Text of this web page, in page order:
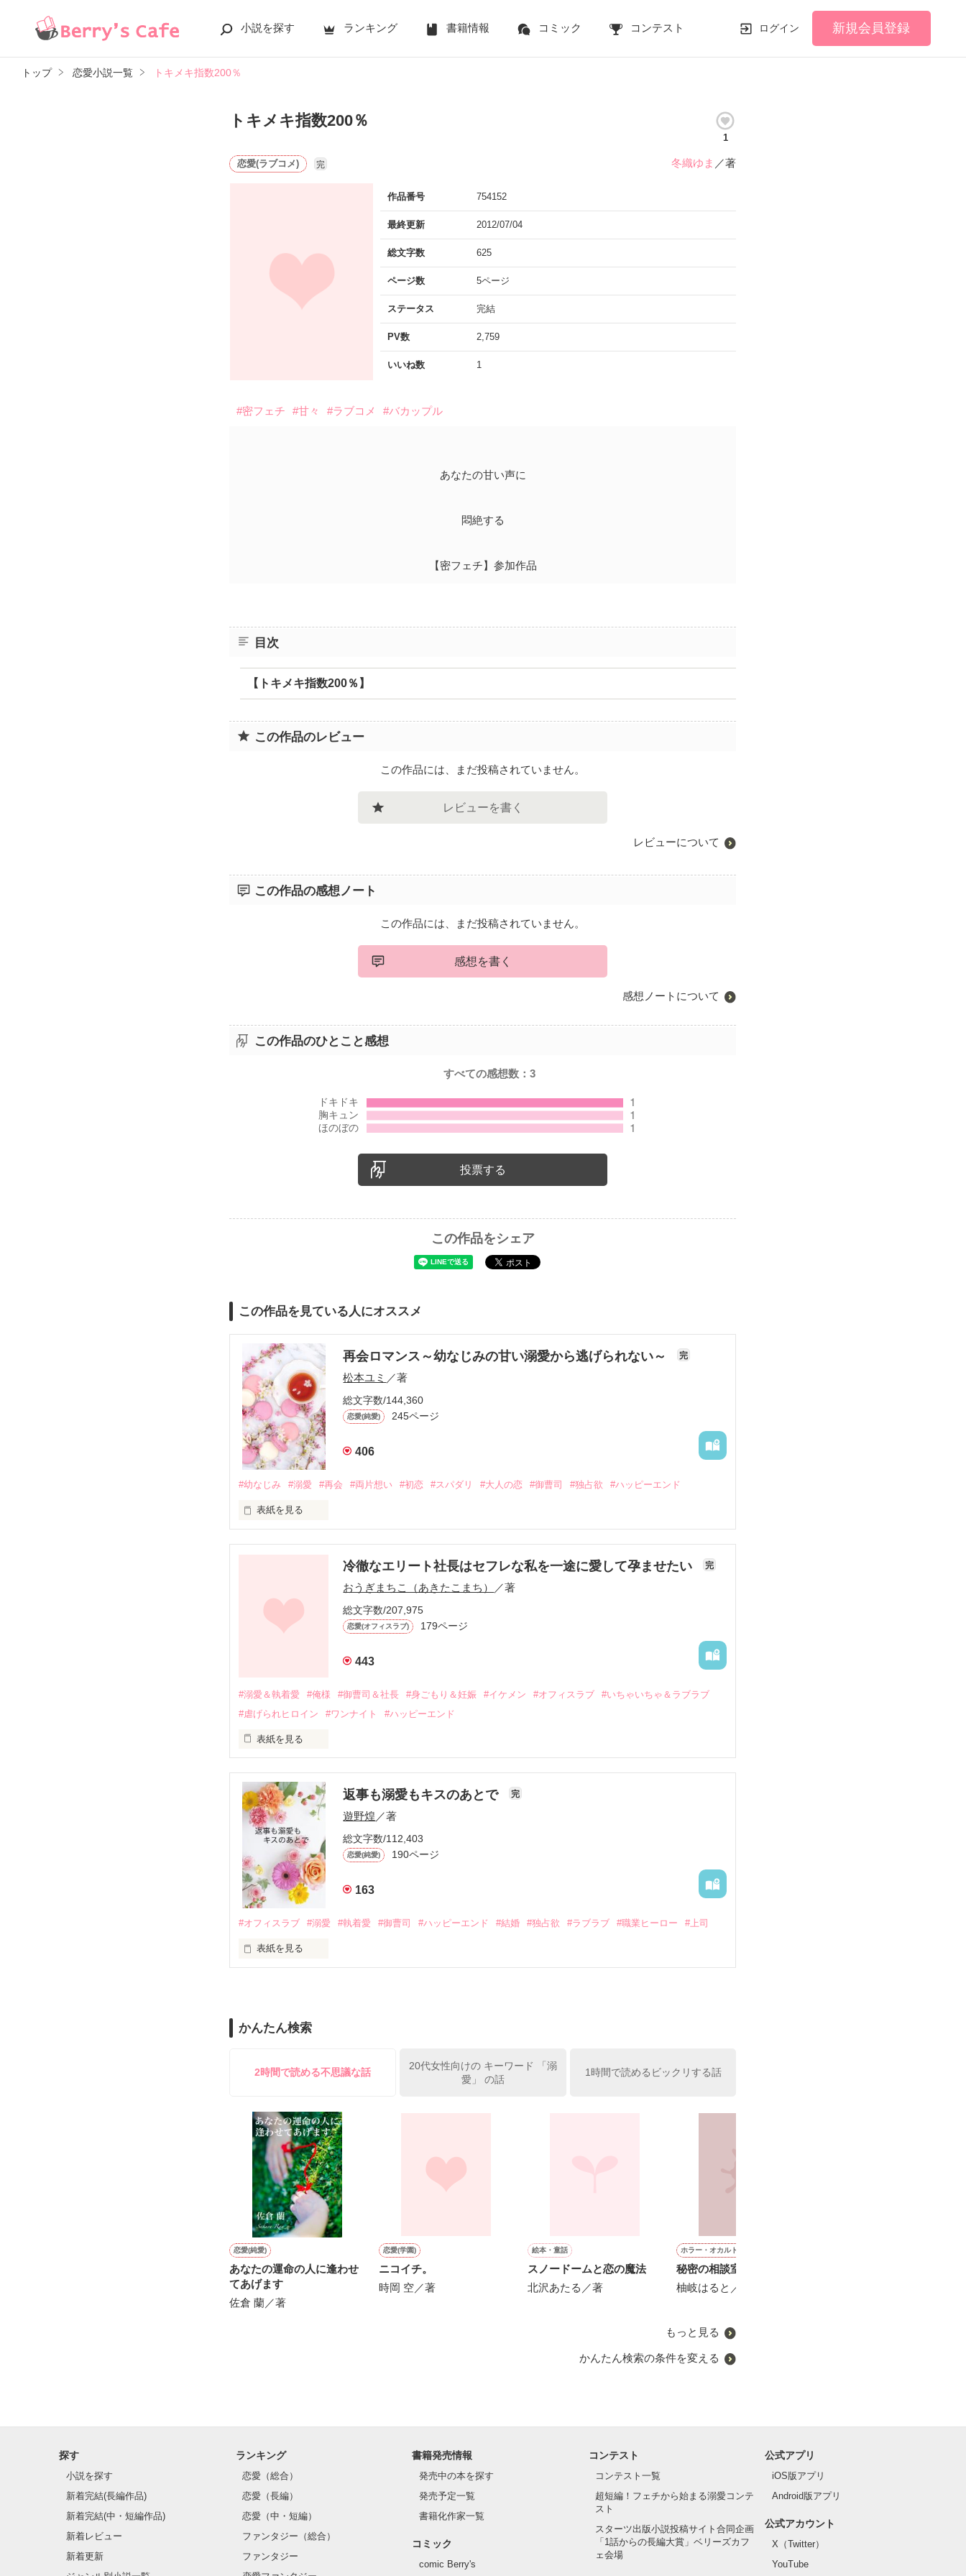
小説を探す ランキング 書籍情報 コミック コンテスト ログイン 新規会員登録
トップ 恋愛小説一覧 トキメキ指数200％
トキメキ指数200％
1
恋愛(ラブコメ) 完 冬織ゆま ／著
作品番号 754152
最終更新 2012/07/04
総文字数 625
ページ数 5ページ
ステータス 完結
PV数 2,759
いいね数 1
#密フェチ #甘々 #ラブコメ #バカップル
あなたの甘い声に
悶絶する
【密フェチ】参加作品
目次
【トキメキ指数200％】
この作品のレビュー
この作品には、まだ投稿されていません。
レビューを書く
レビューについて
この作品の感想ノート
この作品には、まだ投稿されていません。
感想を書く
感想ノートについて
この作品のひとこと感想
すべての感想数：3
投票する
この作品をシェア
この作品を見ている人にオススメ
再会ロマンス～幼なじみの甘い溺愛から逃げられない～ 完
松本ユミ ／著
総文字数/144,360
恋愛(純愛) 245ページ
406
#幼なじみ #溺愛 #再会 #両片想い #初恋 #スパダリ #大人の恋 #御曹司 #独占欲 #ハッピーエンド
表紙を見る
しかし、ある出来事をきっかけに二人の関係は壊れてしまう。
関係修復もできないまま、美桜は両親の離婚によって
引っ越すことになり、哲平とも離れ離れになった。
そして、ひょんなことから
酔った勢いで一夜を共にしてしまった。
さらに、美桜が初めてだと知った哲平は
『責任をとる、結婚しよう』と真っ直ぐに告げてきた。
甘やかしてくる。
そんなある日、哲平は美桜がストーカー被害に
遭っていることを知る。
美桜を守るため、哲平は同居を提案してきて――。
夏木美桜(なつきみお)
✕
鳴海哲平 (なるみてっぺい)
止まっていたはずの二人の時間が、再び動き出す。
冷徹なエリート社長はセフレな私を一途に愛して孕ませたい 完
おうぎまちこ（あきたこまち） ／著
総文字数/207,975
恋愛(オフィスラブ) 179ページ
443
#溺愛＆執着愛 #俺様 #御曹司＆社長 #身ごもり＆妊娠 #イケメン #オフィスラブ
#いちゃいちゃ＆ラブラブ
#虐げられヒロイン
#ワンナイト #ハッピーエンド
表紙を見る
ろ、日本人美青年と出会い、酒の勢いもあり一夜限りの関係となる。
帰国後、美桜は新しい職場でワンナイトした美青年と再会。なんと彼の正体は、とある財閥御曹司に
も関わらず、一族を離れて起業した新進気鋭の実業家、社内でも冷徹だと評判な社長――御影恭司その
人だったのだ――！
なぜか恭司から飼い猫の世話係を命じられた美桜は、猫の世話を口実にしばしば呼び出された上、二
返事も溺愛もキスのあとで 完
遊野煌／著
総文字数/112,403
恋愛(純愛) 190ページ
163
#オフィスラブ #溺愛 #執着愛 #御曹司 #ハッピーエンド #結婚 #独占欲 #ラブラブ #職業ヒーロー #上司
表紙を見る
雪瀬鷹哉（29）が『──俺と結婚してくれないか』といきなりプロポーズをしてきた上、同居まで提案
鷹哉『宜しくな、俺の雛子』🦅
シゴデキで冷徹な上司が見せる素顔は、なぜか想像以上に甘くて……🐥💓🦅
※表紙も作中使用の画像も全てフリー素材です。
※執筆期間2026.6.3〜7.20完結です。
※他サイトさんにて恋愛トレンド1位でした〜良かったら読んで頂けると嬉しいです。
かんたん検索
2時間で読める不思議な話
20代女性向けの キーワード 「溺
愛」 の話
1時間で読めるビックリする話
恋愛(純愛)
あなたの運命の人に逢わせ
てあげます
佐倉 蘭／著
恋愛(学園)
ニコイチ。
時岡 空／著
絵本・童話
スノードームと恋の魔法
北沢あたる／著
ホラー・オカルト
秘密の相談室
柚岐はると／著
もっと見る
かんたん検索の条件を変える
探す
小説を探す
新着完結(長編作品)
新着完結(中・短編作品)
新着レビュー
新着更新
ランキング
恋愛（総合）
恋愛（長編）
恋愛（中・短編）
ファンタジー（総合）
ファンタジー
書籍発売情報
発売中の本を探す
発売予定一覧
書籍化作家一覧
コミック
comic Berry's
コンテスト
コンテスト一覧
超短編！フェチから始まる溺愛コンテ
スト
スターツ出版小説投稿サイト合同企画
「1話からの長編大賞」ベリーズカフ
ェ会場
公式アプリ
iOS版アプリ
Android版アプリ
公式アカウント
X（Twitter）
YouTube